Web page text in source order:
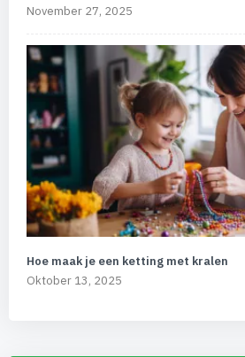
November 27, 2025
Hoe maak je een ketting met kralen
Oktober 13, 2025